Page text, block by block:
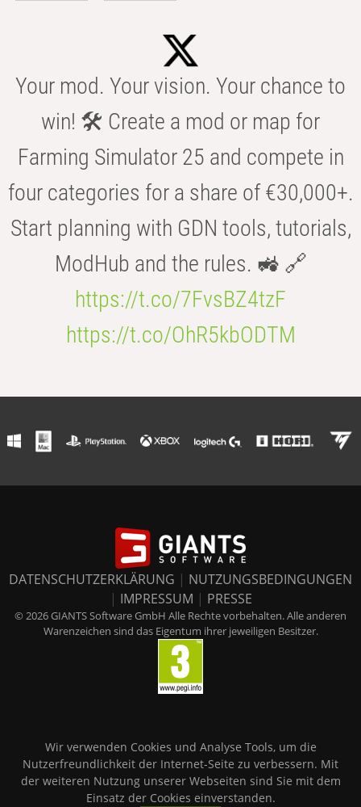
Your mod. Your vision. Your chance to
win! 🛠️ Create a mod or map for
Farming Simulator 25 and compete in
four categories for a share of €30,000+.
Start planning with GDN tools, tutorials,
ModHub and the rules. 🚜 🔗
https://t.co/7FvsBZ4tzF
https://t.co/OhR5kbODTM
DATENSCHUTZERKLÄRUNG | NUTZUNGSBEDINGUNGEN
| IMPRESSUM | PRESSE
© 2026 GIANTS Software GmbH Alle Rechte vorbehalten. Alle anderen
Warenzeichen sind das Eigentum ihrer jeweiligen Besitzer.
Wir verwenden Cookies und Analyse Tools, um die
Nutzerfreundlichkeit der Internet-Seite zu verbessern. Mit
der weiteren Nutzung unserer Webseiten sind Sie mit dem
Einsatz der Cookies einverstanden.